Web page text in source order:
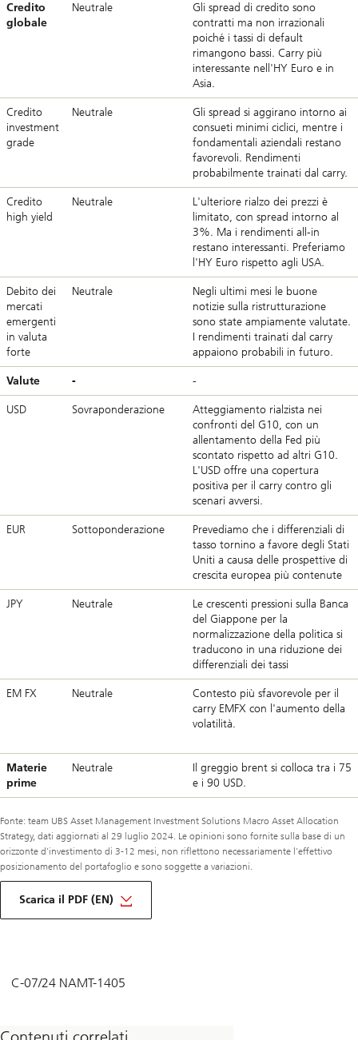
Credito
globale
Neutrale
Gli spread di credito sono
contratti ma non irrazionali
poiché i tassi di default
rimangono bassi. Carry più
interessante nell'HY Euro e in
Asia.
Credito
investment
grade
Neutrale
Gli spread si aggirano intorno ai
consueti minimi ciclici, mentre i
fondamentali aziendali restano
favorevoli. Rendimenti
probabilmente trainati dal carry.
Credito
high yield
Neutrale
L'ulteriore rialzo dei prezzi è
limitato, con spread intorno al
3%. Ma i rendimenti all-in
restano interessanti. Preferiamo
l'HY Euro rispetto agli USA.
Debito dei
mercati
emergenti
in valuta
forte
Neutrale
Negli ultimi mesi le buone
notizie sulla ristrutturazione
sono state ampiamente valutate.
I rendimenti trainati dal carry
appaiono probabili in futuro.
Valute - -
USD Sovraponderazione
Atteggiamento rialzista nei
confronti del G10, con un
allentamento della Fed più
scontato rispetto ad altri G10.
L'USD offre una copertura
positiva per il carry contro gli
scenari avversi.
EUR Sottoponderazione
Prevediamo che i differenziali di
tasso tornino a favore degli Stati
Uniti a causa delle prospettive di
crescita europea più contenute
JPY Neutrale
Le crescenti pressioni sulla Banca
del Giappone per la
normalizzazione della politica si
traducono in una riduzione dei
differenziali dei tassi
EM FX Neutrale
Contesto più sfavorevole per il
carry EMFX con l'aumento della
volatilità.
Materie
prime
Neutrale
Il greggio brent si colloca tra i 75
e i 90 USD.
Fonte: team UBS Asset Management Investment Solutions Macro Asset Allocation
Strategy, dati aggiornati al 29 luglio 2024. Le opinioni sono fornite sulla base di un
orizzonte d'investimento di 3-12 mesi, non riflettono necessariamente l'effettivo
posizionamento del portafoglio e sono soggette a variazioni.
Scarica il PDF (EN)
circa
macro
C-07/24 NAMT-1405